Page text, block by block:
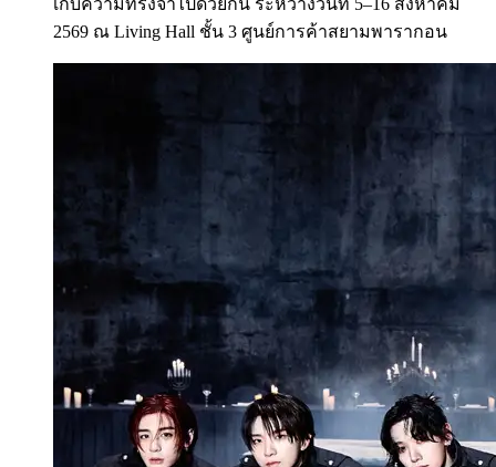
เก็บความทรงจำไปด้วยกัน ระหว่างวันที่ 5–16 สิงหาคม
2569 ณ Living Hall ชั้น 3 ศูนย์การค้าสยามพารากอน